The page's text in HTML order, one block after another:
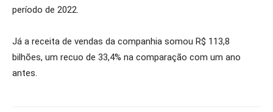
período de 2022.
Já a receita de vendas da companhia somou R$ 113,8
bilhões, um recuo de 33,4% na comparação com um ano
antes.